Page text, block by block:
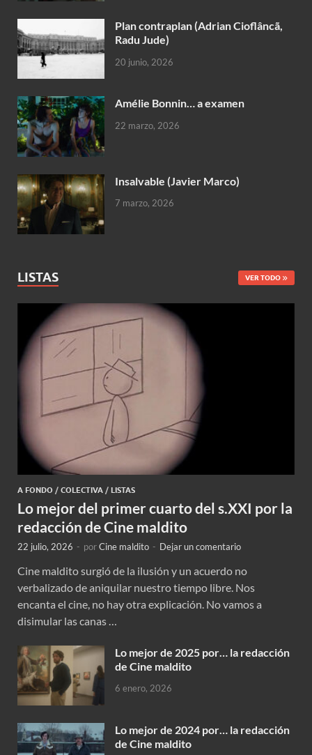
Plan contraplan (Adrian Cioflâncã,
Radu Jude)
20 junio, 2026
Amélie Bonnin… a examen
22 marzo, 2026
Insalvable (Javier Marco)
7 marzo, 2026
LISTAS VER TODO
A FONDO / COLECTIVA / LISTAS
Lo mejor del primer cuarto del s.XXI por la
redacción de Cine maldito
22 julio, 2026 - porCine maldito - Dejar un comentario
Cine maldito surgió de la ilusión y un acuerdo no
verbalizado de aniquilar nuestro tiempo libre. Nos
encanta el cine, no hay otra explicación. No vamos a
disimular las canas …
Lo mejor de 2025 por… la redacción
de Cine maldito
6 enero, 2026
Lo mejor de 2024 por… la redacción
de Cine maldito